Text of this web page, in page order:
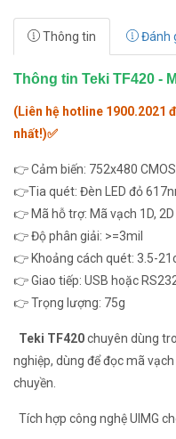
Thông tin Đánh
Thông tin Teki TF420 -
(Liên hệ hotline 1900.2021
nhất!)✅
👉 Cảm biến: 752x480 CMOS
👉Tia quét: Đèn LED đỏ
👉 Mã hỗ trợ: Mã vạch 1D, 2D
👉 Độ phân giải: >=3mil
👉 Khoảng cách quét: 3.5-
👉 Giao tiếp: USB hoặc
👉 Trọng lượng: 75g
Teki TF420chuyên dùng
nghiệp, dùng để đọc mã
chuyền.
Tích hợp công nghệ UIMG